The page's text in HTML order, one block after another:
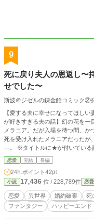
9
死に戻り夫人の恩返し〜
せでした〜
斯波＠ジゼルの錬金飴コミック②
【愛する夫に幸せになってほし
が好きすぎる夫の話】幻の花を一
メラニア。だが入場を待つ間、か
死を受け入れたメラニアだった
―。 ※タイトルに★が付いている
恋愛 完結 長編
24h.ポイント 42pt
小説 17,436 位 / 228,789件 恋愛
恋愛 異世界 婚約破棄 死
ファンタジー
ハッピーエンド